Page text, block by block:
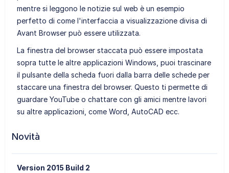
mentre si leggono le notizie sul web è un esempio
perfetto di come l'interfaccia a visualizzazione divisa di
Avant Browser può essere utilizzata.
La finestra del browser staccata può essere impostata
sopra tutte le altre applicazioni Windows, puoi trascinare
il pulsante della scheda fuori dalla barra delle schede per
staccare una finestra del browser. Questo ti permette di
guardare YouTube o chattare con gli amici mentre lavori
su altre applicazioni, come Word, AutoCAD ecc.
Novità
Version 2015 Build 2